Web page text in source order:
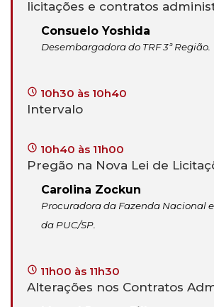
licitações e contratos
Consuelo Yoshida
Desembargadora do TRF 3ª Região.
10h30 às 10h40
Intervalo
10h40 às 11h00
Pregão na Nova Lei de
Carolina Zockun
Procuradora da Fazenda Nacional
da PUC/SP.
11h00 às 11h30
Alterações nos Contratos